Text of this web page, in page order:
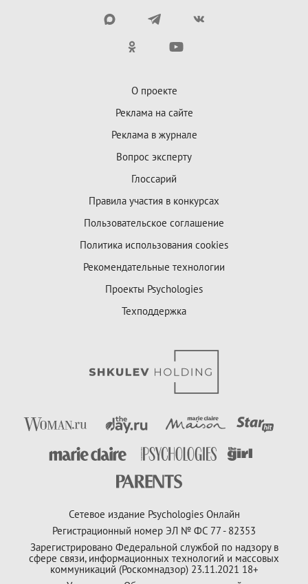
О проекте
Реклама на сайте
Реклама в журнале
Вопрос эксперту
Глоссарий
Правила участия в конкурсах
Пользовательское соглашение
Политика использования cookies
Рекомендательные технологии
Проекты Psychologies
Техподдержка
Сетевое издание Psychologies Онлайн
Регистрационный номер ЭЛ № ФС 77 - 82353
Зарегистрировано Федеральной службой по надзору в
сфере связи, информационных технологий и массовых
коммуникаций (Роскомнадзор) 23.11.2021 18+